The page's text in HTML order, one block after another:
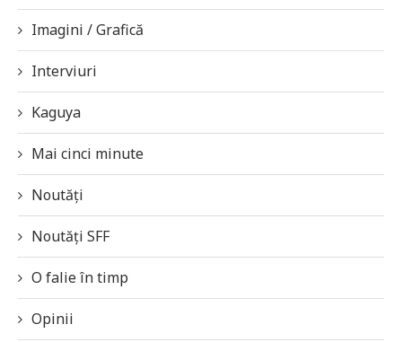
Imagini / Grafică
Interviuri
Kaguya
Mai cinci minute
Noutăți
Noutăți SFF
O falie în timp
Opinii